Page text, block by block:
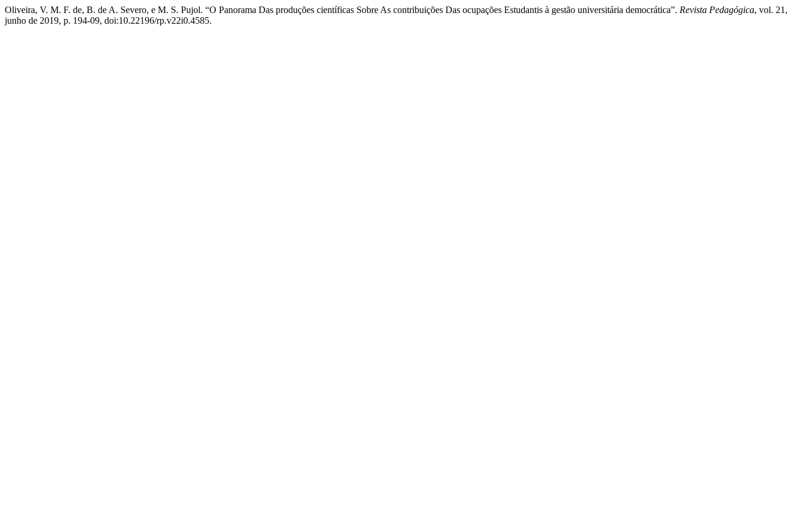
Oliveira, V. M. F. de, B. de A. Severo, e M. S. Pujol. “O Panorama Das produções científicas Sobre As contribuições Das ocupações Estudantis à gestão universitária democrática”. Revista Pedagógica, vol. 21,
junho de 2019, p. 194-09, doi:10.22196/rp.v22i0.4585.